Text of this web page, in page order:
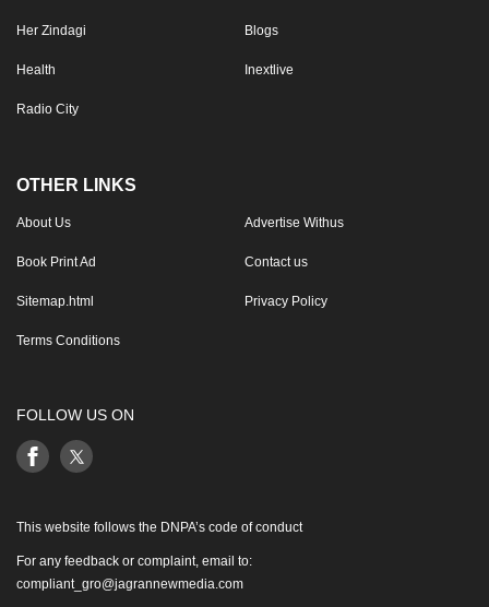
Her Zindagi Blogs
Health Inextlive
Radio City
OTHER LINKS
About Us Advertise Withus
Book Print Ad Contact us
Sitemap.html Privacy Policy
Terms Conditions
FOLLOW US ON
This website follows the DNPA’s code of conduct
For any feedback or complaint, email to:
compliant_gro@jagrannewmedia.com